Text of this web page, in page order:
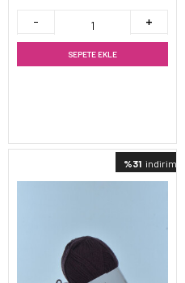
SEPETE EKLE
%31 indirimli